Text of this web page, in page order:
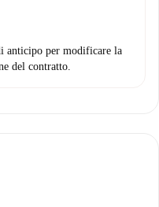
anticipo per modificare la
del contratto.